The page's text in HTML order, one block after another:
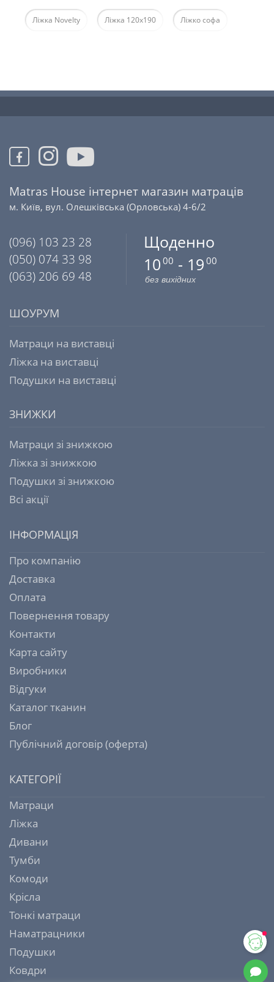
Ліжка Novelty Ліжка 120х190 Ліжко софа
Matras House інтернет магазин матраців
м. Київ, вул. Олешківська (Орловська) 4-6/2
(096) 103 23 28
(050) 074 33 98
(063) 206 69 48
Щоденно
10 00 - 19 00
без вихідних
ШОУРУМ
Матраци на виставці
Ліжка на виставці
Подушки на виставці
ЗНИЖКИ
Матраци зі знижкою
Ліжка зі знижкою
Подушки зі знижкою
Всі акції
ІНФОРМАЦІЯ
Про компанію
Доставка
Оплата
Повернення товару
Контакти
Карта сайту
Виробники
Відгуки
Каталог тканин
Блог
Публічний договір (оферта)
КАТЕГОРІЇ
Матраци
Ліжка
Дивани
Тумби
Комоди
Крісла
Тонкі матраци
Наматрацники
Подушки
Ковдри